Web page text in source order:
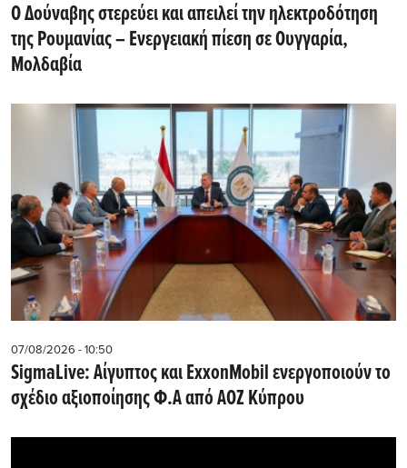
Ο Δούναβης στερεύει και απειλεί την ηλεκτροδότηση
της Ρουμανίας – Ενεργειακή πίεση σε Ουγγαρία,
Μολδαβία
07/08/2026 - 10:50
SigmaLive: Αίγυπτος και ExxonMobil ενεργοποιούν το
σχέδιο αξιοποίησης Φ.Α από ΑΟΖ Κύπρου